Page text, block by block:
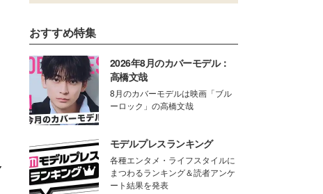
おすすめ特集
2026年8月のカバーモデル：
高橋文哉
8月のカバーモデルは映画「ブル
ーロック」の高橋文哉
モデルプレスランキング
各種エンタメ・ライフスタイルに
まつわるランキング＆読者アンケ
ート結果を発表